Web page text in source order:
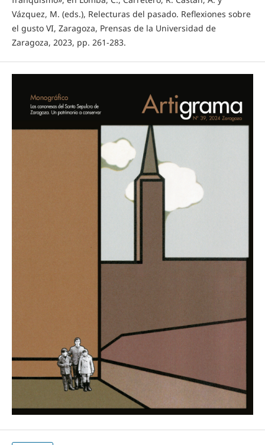
Vázquez, M. (eds.), Relecturas del pasado. Reflexiones sobre
el gusto VI, Zaragoza, Prensas de la Universidad de
Zaragoza, 2023, pp. 261-283.